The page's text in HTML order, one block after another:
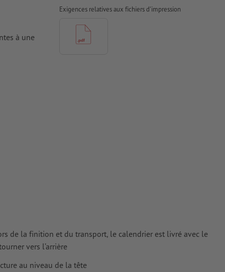
à une
couchés,
Exigences relatives aux fichiers d'impression
de la finition et du transport, le calendrier est livré avec le
vers l’arrière
au niveau de la tête